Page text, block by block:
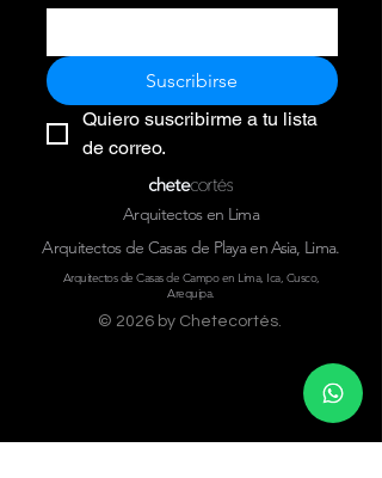
Suscribirse
Quiero suscribirme a tu lista
de correo.
Arquitectos en Lima
Arquitectos de Casas de Playa en Asia, Lima.
Arquitectos de Casas de Campo en Lima, Ica, Cusco,
Arequipa.
© 2026 by Chetecortés.